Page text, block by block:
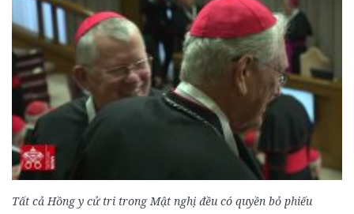
Tất cả Hồng y cử tri trong Mật nghị đều có quyền bỏ phiếu